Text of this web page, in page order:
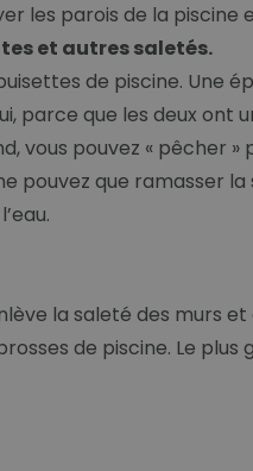
les parois de la
et autres saletés.
de piscine. Une
parce que les deux ont
vous pouvez « pêcher
pouvez que ramasser
la saleté des murs
de piscine. Le plus